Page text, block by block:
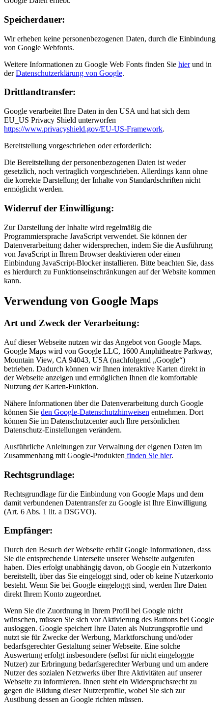
Speicher­dauer:
Wir erheben keine personenbezogenen Daten, durch die Einbindung
von Google Webfonts.
Weitere Informationen zu Google Web Fonts finden Sie hierund in
derDatenschutzerklärung von Google.
Drittland­transfer:
Google verarbeitet Ihre Daten in den USA und hat sich dem
EU_US Privacy Shield unterworfen
https://www.privacyshield.gov/EU-US-Framework.
Bereitstellung vorgeschrieben oder erforderlich:
Die Bereitstellung der personenbezogenen Daten ist weder
gesetzlich, noch vertraglich vorgeschrieben. Allerdings kann ohne
die korrekte Darstellung der Inhalte von Standardschriften nicht
ermöglicht werden.
Widerruf der Ein­willigung:
Zur Darstellung der Inhalte wird regelmäßig die
Programmiersprache JavaScript verwendet. Sie können der
Datenverarbeitung daher widersprechen, indem Sie die Ausführung
von JavaScript in Ihrem Browser deaktivieren oder einen
Einbindung JavaScript-Blocker installieren. Bitte beachten Sie, dass
es hierdurch zu Funktionseinschränkungen auf der Website kommen
kann.
Verwendung von Google Maps
Art und Zweck der Verarbeitung:
Auf dieser Webseite nutzen wir das Angebot von Google Maps.
Google Maps wird von Google LLC, 1600 Amphitheatre Parkway,
Mountain View, CA 94043, USA (nachfolgend „Google“)
betrieben. Dadurch können wir Ihnen interaktive Karten direkt in
der Webseite anzeigen und ermöglichen Ihnen die komfortable
Nutzung der Karten-Funktion.
Nähere Informationen über die Datenverarbeitung durch Google
können Sie den Google-Datenschutzhinweisen entnehmen. Dort
können Sie im Datenschutzcenter auch Ihre persönlichen
Datenschutz-Einstellungen verändern.
Ausführliche Anleitungen zur Verwaltung der eigenen Daten im
Zusammenhang mit Google-Produkten finden Sie hier.
Rechts­grund­lage:
Rechtsgrundlage für die Einbindung von Google Maps und dem
damit verbundenen Datentransfer zu Google ist Ihre Einwilligung
(Art. 6 Abs. 1 lit. a DSGVO).
Empfänger:
Durch den Besuch der Webseite erhält Google Informationen, dass
Sie die entsprechende Unterseite unserer Webseite aufgerufen
haben. Dies erfolgt unabhängig davon, ob Google ein Nutzerkonto
bereitstellt, über das Sie eingeloggt sind, oder ob keine Nutzerkonto
besteht. Wenn Sie bei Google eingeloggt sind, werden Ihre Daten
direkt Ihrem Konto zugeordnet.
Wenn Sie die Zuordnung in Ihrem Profil bei Google nicht
wünschen, müssen Sie sich vor Aktivierung des Buttons bei Google
ausloggen. Google speichert Ihre Daten als Nutzungsprofile und
nutzt sie für Zwecke der Werbung, Marktforschung und/oder
bedarfsgerechter Gestaltung seiner Webseite. Eine solche
Auswertung erfolgt insbesondere (selbst für nicht eingeloggte
Nutzer) zur Erbringung bedarfsgerechter Werbung und um andere
Nutzer des sozialen Netzwerks über Ihre Aktivitäten auf unserer
Webseite zu informieren. Ihnen steht ein Widerspruchsrecht zu
gegen die Bildung dieser Nutzerprofile, wobei Sie sich zur
Ausübung dessen an Google richten müssen.